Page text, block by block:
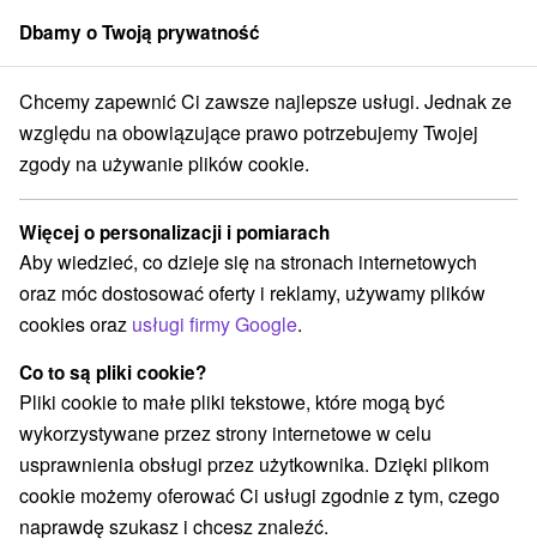
członek grupySorger
Prešovský kraj Bardejov Bazylika św. Idziego w Bardejowie
Bazylika św. Idziego w Bardejowie
Wyświetl stronę internetową Przejdź do
+421 54 472 25 95 bardejov@rimkat.sk
Facebook
Opinii Google
Radničné námestie 46
085 01 Bardejov
GPS:
N +49° 17' 36.71''
E +21° 16' 31.49''
Dbamy o Twoją prywatność
Chcemy zapewnić Ci zawsze najlepsze usługi. Jednak ze
względu na obowiązujące prawo potrzebujemy Twojej
zgody na używanie plików cookie.
Więcej o personalizacji i pomiarach
Aby wiedzieć, co dzieje się na stronach internetowych
oraz móc dostosować oferty i reklamy, używamy plików
cookies oraz usługi firmy Google.
Co to są pliki cookie?
Pliki cookie to małe pliki tekstowe, które mogą być
wykorzystywane przez strony internetowe w celu
usprawnienia obsługi przez użytkownika. Dzięki plikom
cookie możemy oferować Ci usługi zgodnie z tym, czego
naprawdę szukasz i chcesz znaleźć.